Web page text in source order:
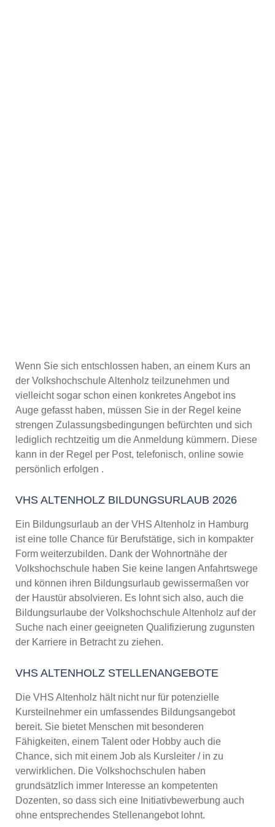
Wenn Sie sich entschlossen haben, an einem Kurs an
der Volkshochschule Altenholz teilzunehmen und
vielleicht sogar schon einen konkretes Angebot ins
Auge gefasst haben, müssen Sie in der Regel keine
strengen Zulassungsbedingungen befürchten und sich
lediglich rechtzeitig um die Anmeldung kümmern. Diese
kann in der Regel per Post, telefonisch, online sowie
persönlich erfolgen .
VHS ALTENHOLZ BILDUNGSURLAUB 2026
Ein Bildungsurlaub an der VHS Altenholz in Hamburg
ist eine tolle Chance für Berufstätige, sich in kompakter
Form weiterzubilden. Dank der Wohnortnähe der
Volkshochschule haben Sie keine langen Anfahrtswege
und können ihren Bildungsurlaub gewissermaßen vor
der Haustür absolvieren. Es lohnt sich also, auch die
Bildungsurlaube der Volkshochschule Altenholz auf der
Suche nach einer geeigneten Qualifizierung zugunsten
der Karriere in Betracht zu ziehen.
VHS ALTENHOLZ STELLENANGEBOTE
Die VHS Altenholz hält nicht nur für potenzielle
Kursteilnehmer ein umfassendes Bildungsangebot
bereit. Sie bietet Menschen mit besonderen
Fähigkeiten, einem Talent oder Hobby auch die
Chance, sich mit einem Job als Kursleiter / in zu
verwirklichen. Die Volkshochschulen haben
grundsätzlich immer Interesse an kompetenten
Dozenten, so dass sich eine Initiativbewerbung auch
ohne entsprechendes Stellenangebot lohnt.